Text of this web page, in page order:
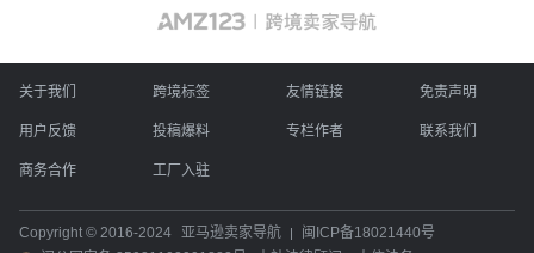
关于我们 跨境标签 友情链接 免责声明
用户反馈 投稿爆料 专栏作者 联系我们
商务合作 工厂入驻
Copyright © 2016-2024 亚马逊卖家导航
闽ICP备18021440号